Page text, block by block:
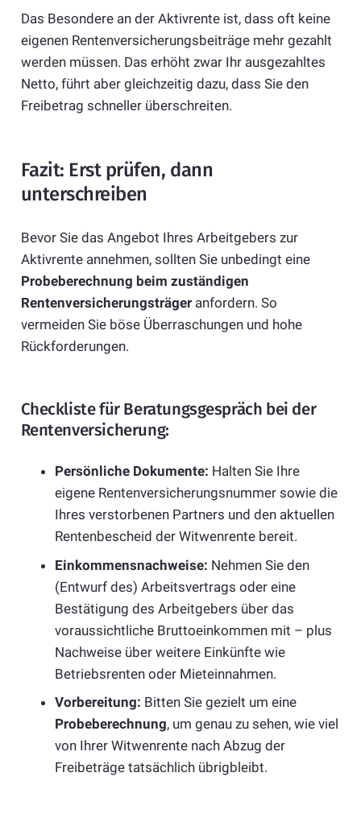
Das Besondere an der Aktivrente ist, dass oft keine
eigenen Rentenversicherungsbeiträge mehr gezahlt
werden müssen. Das erhöht zwar Ihr ausgezahltes
Netto, führt aber gleichzeitig dazu, dass Sie den
Freibetrag schneller überschreiten.
Fazit: Erst prüfen, dann
unterschreiben
Bevor Sie das Angebot Ihres Arbeitgebers zur
Aktivrente annehmen, sollten Sie unbedingt eine
Probeberechnung beim zuständigen
Rentenversicherungsträgeranfordern. So
vermeiden Sie böse Überraschungen und hohe
Rückforderungen.
Checkliste für Beratungsgespräch bei der
Rentenversicherung:
Persönliche Dokumente: Halten Sie Ihre
eigene Rentenversicherungsnummer sowie die
Ihres verstorbenen Partners und den aktuellen
Rentenbescheid der Witwenrente bereit.
Einkommensnachweise: Nehmen Sie den
(Entwurf des) Arbeitsvertrags oder eine
Bestätigung des Arbeitgebers über das
voraussichtliche Bruttoeinkommen mit – plus
Nachweise über weitere Einkünfte wie
Betriebsrenten oder Mieteinnahmen.
Vorbereitung: Bitten Sie gezielt um eine
Probeberechnung, um genau zu sehen, wie viel
von Ihrer Witwenrente nach Abzug der
Freibeträge tatsächlich übrigbleibt.